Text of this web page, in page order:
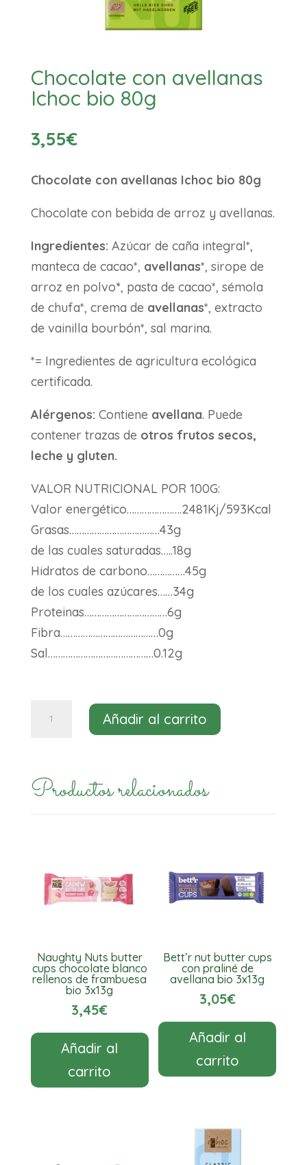
Chocolate con avellanas
Ichoc bio 80g
3,55€
Chocolate con avellanas Ichoc bio 80g
Chocolate con bebida de arroz y avellanas.
Ingredientes: Azúcar de caña integral*,
manteca de cacao*, avellanas*, sirope de
arroz en polvo*, pasta de cacao*, sémola
de chufa*, crema de avellanas*, extracto
de vainilla bourbón*, sal marina.
*= Ingredientes de agricultura ecológica
certificada.
Alérgenos: Contiene avellana. Puede
contener trazas de otros frutos secos,
leche y gluten.
VALOR NUTRICIONAL POR 100G:
Valor energético………………….2481Kj/593Kcal
Grasas………………………………43g
de las cuales saturadas…..18g
Hidratos de carbono……………45g
de los cuales azúcares……34g
Proteinas……………………………6g
Fibra…………………………………0g
Sal……………………………………0.12g
bio
Añadir al carrito
Productos relacionados
Naughty Nuts butter
cups chocolate blanco
rellenos de frambuesa
bio 3x13g
3,45€
Añadir al
carrito
Bett’r nut butter cups
con praliné de
avellana bio 3x13g
3,05€
Añadir al
carrito